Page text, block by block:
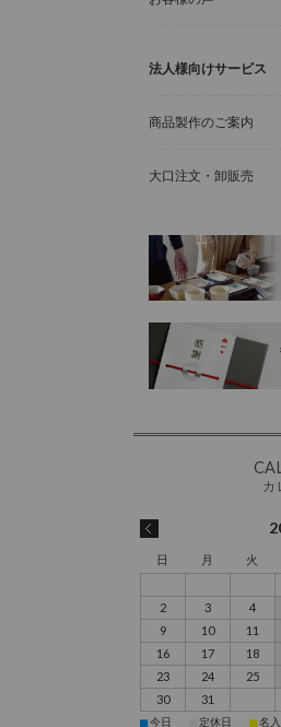
法人様向けサービス
商品製作のご案内
大口注文・卸販売
日 月 火
2
3 4
9
10 11
16
17 18
23
24 25
30
31
■今日 定休日 ■名